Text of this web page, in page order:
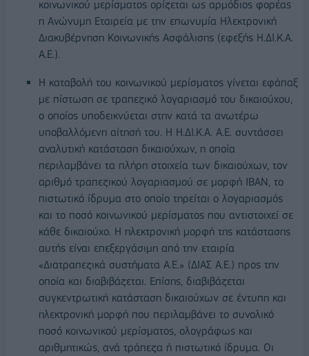
κοινωνικού μερίσματος ορίζεται ως αρμόδιος φορέας
η Ανώνυμη Εταιρεία με την επωνυμία Ηλεκτρονική
Διακυβέρνηση Κοινωνικής Ασφάλισης (εφεξής Η.ΔΙ.Κ.Α.
Α.Ε.).
Η καταβολή του κοινωνικού μερίσματος γίνεται εφάπαξ
με πίστωση σε τραπεζικό λογαριασμό του δικαιούχου,
ο οποίος υποδεικνύεται στην κατά τα ανωτέρω
υποβαλλόμενη αίτησή του. Η Η.ΔΙ.Κ.Α. Α.Ε. συντάσσει
αναλυτική κατάσταση δικαιούχων, η οποία
περιλαμβάνει τα πλήρη στοιχεία των δικαιούχων, τον
αριθμό τραπεζικού λογαριασμού σε μορφή ΙΒΑΝ, το
πιστωτικό ίδρυμα στο οποίο τηρείται ο λογαριασμός
και το ποσό κοινωνικού μερίσματος που αντιστοιχεί σε
κάθε δικαιούχο. Η ηλεκτρονική μορφή της κατάστασης
αυτής είναι επεξεργάσιμη από την εταιρία
«Διατραπεζικά συστήματα Α.Ε.» (ΔΙΑΣ Α.Ε.) προς την
οποία και διαβιβάζεται. Επίσης, διαβιβάζεται
συγκεντρωτική κατάσταση δικαιούχων σε έντυπη και
ηλεκτρονική μορφή που περιλαμβάνει το συνολικό
ποσό κοινωνικού μερίσματος, ολογράφως και
αριθμητικώς, ανά τράπεζα ή πιστωτικό ίδρυμα. Οι